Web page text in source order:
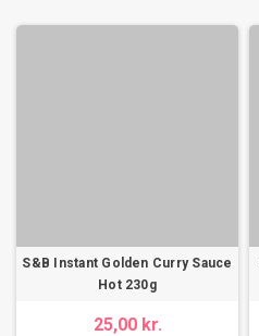
S&B Instant Golden Curry Sauce
Hot 230g
25,00 kr.